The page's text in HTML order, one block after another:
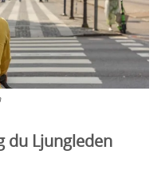
du Ljungleden